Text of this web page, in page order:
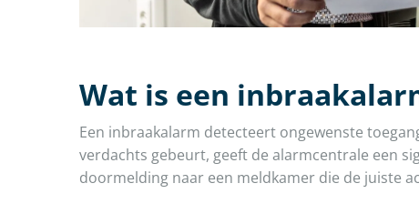
Wat is een
Een inbraakalarm detecteert ongewenste
verdachts gebeurt, geeft de alarmcentrale een
doormelding naar een meldkamer die de juiste